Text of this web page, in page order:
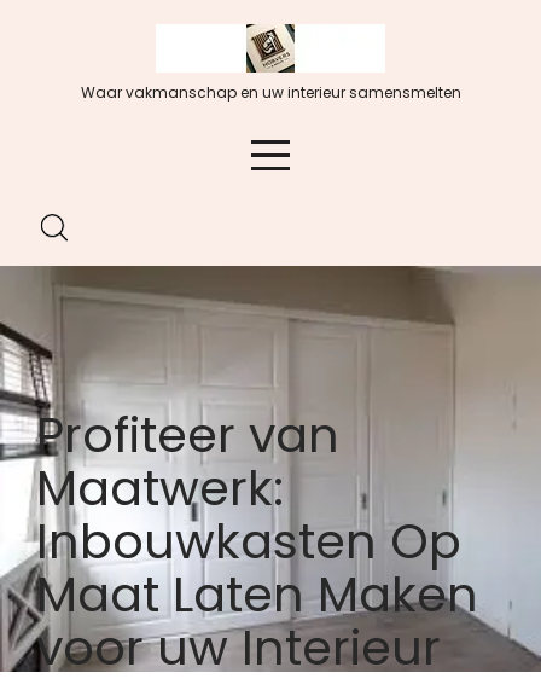
Waar vakmanschap en uw interieur samensmelten
Profiteer van
Maatwerk:
Inbouwkasten Op
Maat Laten Maken
voor uw Interieur